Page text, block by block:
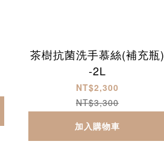
茶樹抗菌洗手慕絲(補充瓶)
-2L
NT$2,300
NT$3,300
加入購物車